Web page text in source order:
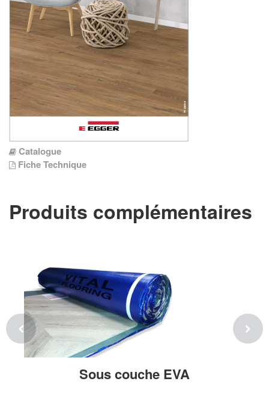
Catalogue
Fiche Technique
Produits complémentaires
Sous couche EVA